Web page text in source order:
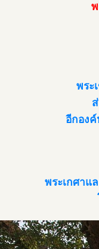
พระ
อีกอง
พระเกศาแ